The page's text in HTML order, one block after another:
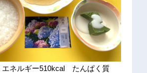
ネルギー510kcal たんぱく質